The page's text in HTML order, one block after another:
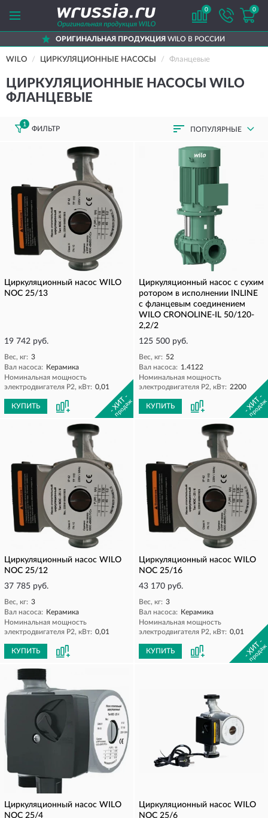
0 0
ОРИГИНАЛЬНАЯ ПРОДУКЦИЯWILO В РОССИИ
WILO ЦИРКУЛЯЦИОННЫЕ НАСОСЫ Фланцевые
ЦИРКУЛЯЦИОННЫЕ НАСОСЫ WILO
ФЛАНЦЕВЫЕ
1
ФИЛЬТР ПОПУЛЯРНЫЕ
Циркуляционный насос WILO
NOC 25/13
19 742 руб.
Вес, кг: 3
Вал насоса: Керамика
Номинальная мощность
электродвигателя P2, кВт: 0,01
КУПИТЬ - ХИТ -
продаж
Циркуляционный насос с сухим
ротором в исполнении INLINE
с фланцевым соединением
WILO CRONOLINE-IL 50/120-
2,2/2
125 500 руб.
Вес, кг: 52
Вал насоса: 1.4122
Номинальная мощность
электродвигателя P2, кВт: 2200
КУПИТЬ - ХИТ -
продаж
Циркуляционный насос WILO
NOC 25/12
37 785 руб.
Вес, кг: 3
Вал насоса: Керамика
Номинальная мощность
электродвигателя P2, кВт: 0,01
КУПИТЬ
Циркуляционный насос WILO
NOC 25/16
43 170 руб.
Вес, кг: 3
Вал насоса: Керамика
Номинальная мощность
электродвигателя P2, кВт: 0,01
КУПИТЬ - ХИТ -
продаж
Циркуляционный насос WILO
NOC 25/4
Циркуляционный насос WILO
NOC 25/6